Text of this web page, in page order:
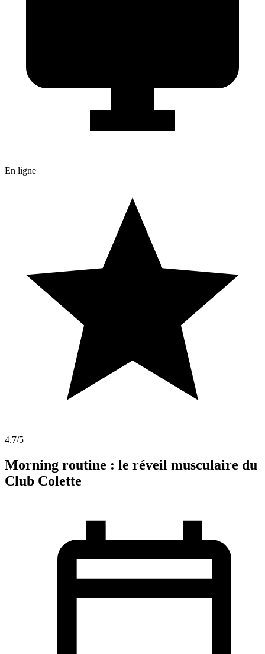
En ligne
4.7/5
Morning routine : le réveil musculaire du
Club Colette